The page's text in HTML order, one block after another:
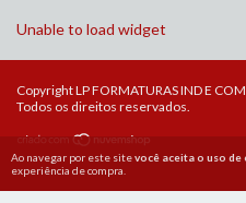
Ao navegar por este sitevocê aceita o uso de
experiência de compra.
Unable to load widget
Copyright LP FORMATURAS IND E
Todos os direitos reservados.